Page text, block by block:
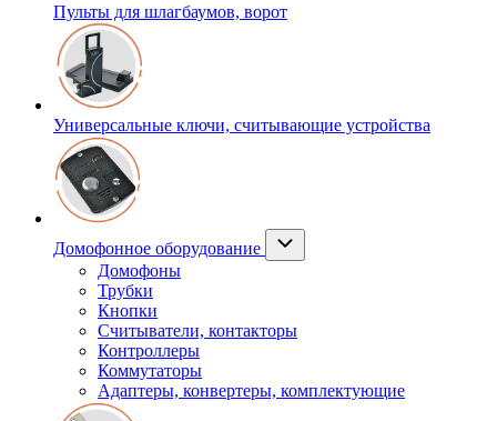
Пульты для шлагбаумов, ворот
Универсальные ключи, считывающие устройства
Домофонное оборудование
Домофоны
Трубки
Кнопки
Считыватели, контакторы
Контроллеры
Коммутаторы
Адаптеры, конвертеры, комплектующие